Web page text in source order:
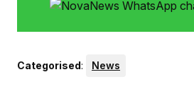
Categorised: News